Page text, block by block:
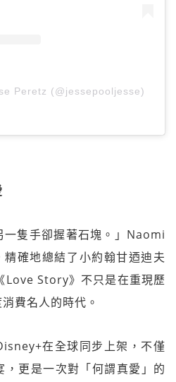
Peretz (@jessepooljesse)
一隻手卻握著石塊。」Naomi
確地總結了小約翰甘迺迪夫
Love Story》不只是在重現歷
費名人的時代。
在全球同步上架，不僅
，更是一次對「何謂真愛」的